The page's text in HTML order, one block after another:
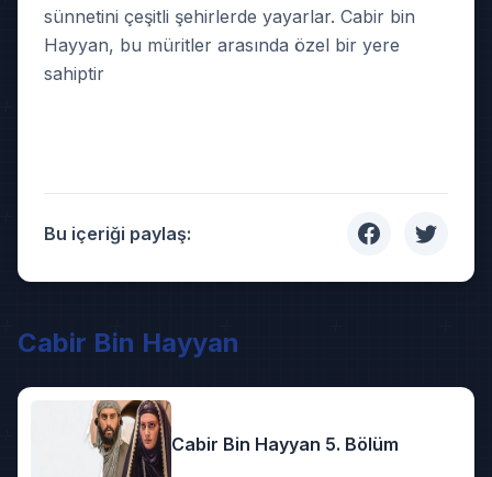
sünnetini çeşitli şehirlerde yayarlar. Cabir bin
Hayyan, bu müritler arasında özel bir yere
sahiptir
Bu içeriği paylaş:
Cabir Bin Hayyan
Cabir Bin Hayyan 5. Bölüm